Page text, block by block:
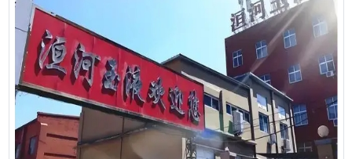
在客户的角度想问题，帮助客户发现问题，并可以很好的解决问题，
与此同时，他们还在想着如何在可以帮助客户降低成本的基础上，为
客户创造更大的利益，注重自己的承诺，也是对自己的鞭策。在全球
经济迅猛发展、日新月异的今天，安阳市森昊服饰有限公司将品质的
好坏作为决定公司的生存价值，并将会一直致力于品质的全面提升，
为把公司打造成卓越的服装企业而努力不懈。常保智对自己的每一个
角色都很尽职尽责。作为企业家，他创办企业，白手起家，使企业走
向正轨，发展壮大。他在把企业做大做强的时候，时刻不忘自己的社